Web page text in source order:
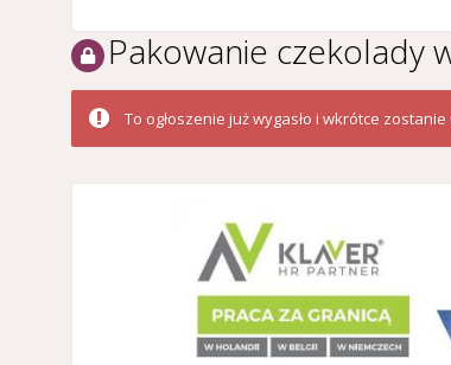
Pakowanie czekolady
To ogłoszenie już wygasło i wkrótce